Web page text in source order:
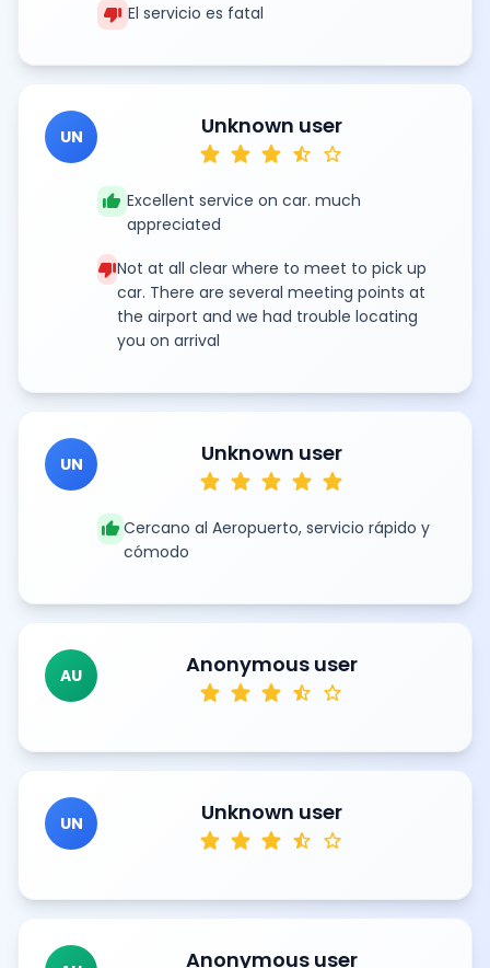
thumb_down El servicio es fatal
UN Unknown user
star star star star_half star
thumb_up Excellent service on car. much
appreciated
thumb_downNot at all clear where to meet to pick up
car. There are several meeting points at
the airport and we had trouble locating
you on arrival
UN Unknown user
star star star star star
thumb_up Cercano al Aeropuerto, servicio rápido y
cómodo
AU Anonymous user
star star star star_half star
UN Unknown user
star star star star_half star
Anonymous user